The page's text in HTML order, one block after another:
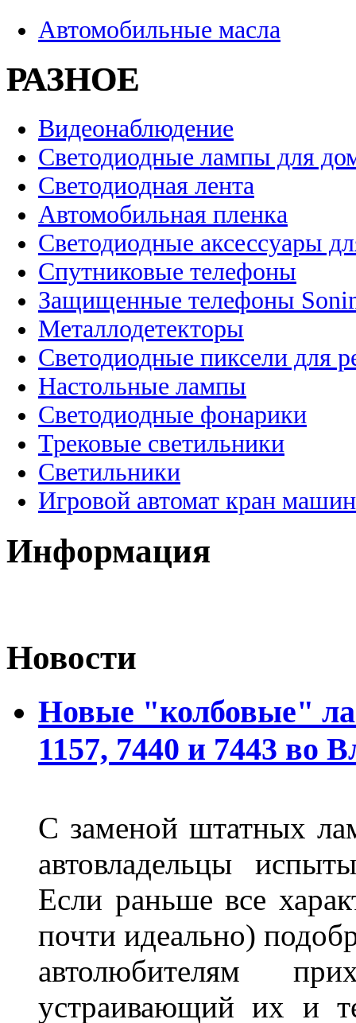
Автомобильные масла
РАЗНОЕ
Видеонаблюдение
Светодиодные лампы для
Светодиодная лента
Автомобильная пленка
Светодиодные аксессуары
Спутниковые телефоны
Защищенные телефоны
Металлодетекторы
Светодиодные пиксели для
Настольные лампы
Светодиодные фонарики
Трековые светильники
Светильники
Игровой автомат кран
Информация
Новости
Новые "колбовые"
1157, 7440 и 7443 во
С заменой штатных
автовладельцы
Если раньше все
почти идеально)
автолюбителям
устраивающий их и